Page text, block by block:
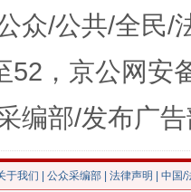
今
众/公共/全民/
52，京公网安
编部/发布广
于我们 公众采编部 法律声明 | 中国